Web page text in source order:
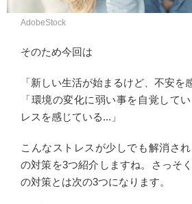
AdobeStock
そのため今回は
「新しい生活が始まるけど、不安を
「環境の変化に弱い事を自覚して
レスを感じている...」
こんなストレスが少しでも解消さ
の対策を3つ紹介しますね。さっそ
の対策とは次の3つになります。